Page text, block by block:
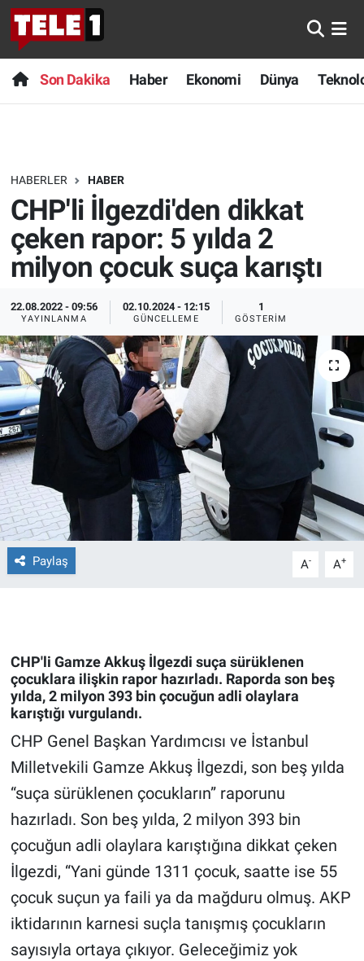
Son Dakika Haber Ekonomi Dünya
HABERLER HABER
CHP'li İlgezdi'den dikkat
çeken rapor: 5 yılda 2
milyon çocuk suça karıştı
22.08.2022 - 09:56
YAYINLANMA
02.10.2024 - 12:15
GÜNCELLEME
1
GÖSTERIM
Paylaş A- A+
CHP'li Gamze Akkuş İlgezdi suça sürüklenen
çocuklara ilişkin rapor hazırladı. Raporda son beş
yılda, 2 milyon 393 bin çocuğun adli olaylara
karıştığı vurgulandı.
CHP Genel Başkan Yardımcısı ve İstanbul
Milletvekili Gamze Akkuş İlgezdi, son beş yılda
“suça sürüklenen çocukların” raporunu
hazırladı. Son beş yılda, 2 milyon 393 bin
çocuğun adli olaylara karıştığına dikkat çeken
İlgezdi, “Yani günde 1311 çocuk, saatte ise 55
çocuk suçun ya faili ya da mağduru olmuş. AKP
iktidarının karnesi suçla tanışmış çocukların
sayısıyla ortaya çıkıyor. Geleceğimiz yok
Anında Manşet
Başka Sohbetler
Bilim turu
Bilim ve Teknoloji Evreni
Doğa Konuşuyor
Dünya
Ege Saati
Ege'den Esintiler
Ekonomi
Forum
Gün Bitiyor
Gün Ortası
Gündem Özel
Günün görüntüsü
Haber
İlan
Kimdir
Son Dakika
Haber
Dünya
Teknoloji
Sağlık
Spor
Yayın Akışı
İletişim
Nöbetçi Eczaneler
Hava Durumu
Trafik Durumu
Süper Lig Puan Durumu ve Fikstür
Tüm Manşetler
Son Dakika Haberleri
Haber Arşivi